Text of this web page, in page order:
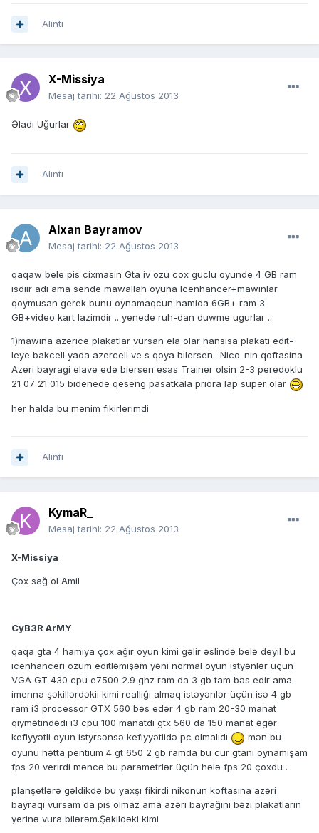
Alıntı
X-Missiya
Mesaj tarihi: 22 Ağustos 2013
Əladı Uğurlar
Alıntı
Alxan Bayramov
Mesaj tarihi: 22 Ağustos 2013
qaqaw bele pis cixmasin Gta iv ozu cox guclu oyunde 4 GB ram
isdiir adi ama sende mawallah oyuna Icenhancer+mawinlar
qoymusan gerek bunu oynamaqcun hamida 6GB+ ram 3
GB+video kart lazimdir .. yenede ruh-dan duwme ugurlar ...
1)mawina azerice plakatlar vursan ela olar hansisa plakati edit-
leye bakcell yada azercell ve s qoya bilersen.. Nico-nin qoftasina
Azeri bayragi elave ede biersen esas Trainer olsin 2-3 peredoklu
21 07 21 015 bidenede qeseng pasatkala priora lap super olar
her halda bu menim fikirlerimdi
Alıntı
KymaR_
Mesaj tarihi: 22 Ağustos 2013
X-Missiya
Çox sağ ol Amil
CyB3R ArMY
qaqa gta 4 hamıya çox ağır oyun kimi gəlir əslində belə deyil bu
icenhanceri özüm editləmişəm yəni normal oyun istyənlər üçün
VGA GT 430 cpu e7500 2.9 ghz ram da 3 gb tam bəs edir ama
imenna şəkillərdəkii kimi reallığı almaq istəyənlər üçün isə 4 gb
ram i3 processor GTX 560 bəs edər 4 gb ram 20-30 manat
qiymətindədi i3 cpu 100 manatdı gtx 560 da 150 manat əgər
kefiyyətli oyun istyrsənsə kefiyyətlidə pc olmalıdı
mən bu
oyunu hətta pentium 4 gt 650 2 gb ramda bu cur gtanı oynamışam
fps 20 verirdi məncə bu parametrlər üçün hələ fps 20 çoxdu .
planşetlərə gəldikdə bu yaxşı fikirdi nikonun koftasına azəri
bayraqı vursam da pis olmaz ama azəri bayrağını bəzi plakatların
yerinə vura bilərəm.Şəkildəki kimi